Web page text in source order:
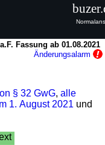
a.F. Fassung ab 01.08.2021
Änderungsalarm
§ 32 GwG,alle
1. August 2021 und